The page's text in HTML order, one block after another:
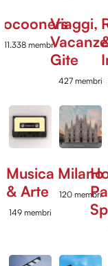
Cocooners
11.338 membri
Viaggi,
Gite
427 membri
Musica
& Arte
149 membri
Milano
120 membri